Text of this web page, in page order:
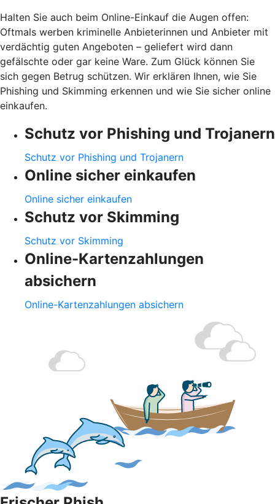
Halten Sie auch beim Online-Einkauf die Augen offen:
Oftmals werben kriminelle Anbieterinnen und Anbieter mit
verdächtig guten Angeboten – geliefert wird dann
gefälschte oder gar keine Ware. Zum Glück können Sie
sich gegen Betrug schützen. Wir erklären Ihnen, wie Sie
Phishing und Skimming erkennen und wie Sie sicher online
einkaufen.
Schutz vor Phishing und Trojanern
Schutz vor Phishing und Trojanern
Online sicher einkaufen
Online sicher einkaufen
Schutz vor Skimming
Schutz vor Skimming
Online-Kartenzahlungen
absichern
Online-Kartenzahlungen absichern